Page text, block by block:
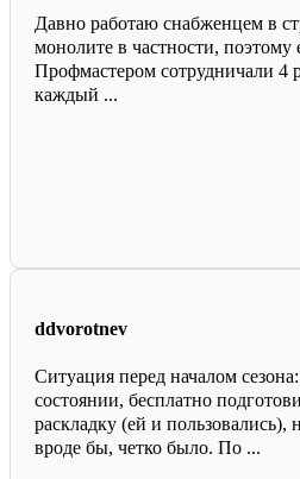
Давно работаю снабженцем в
монолите в частности, поэтому
Профмастером сотрудничали 4
каждый ...
ddvorotnev
Ситуация перед началом
состоянии, бесплатно
раскладку (ей и пользовались),
вроде бы, четко было. По ...